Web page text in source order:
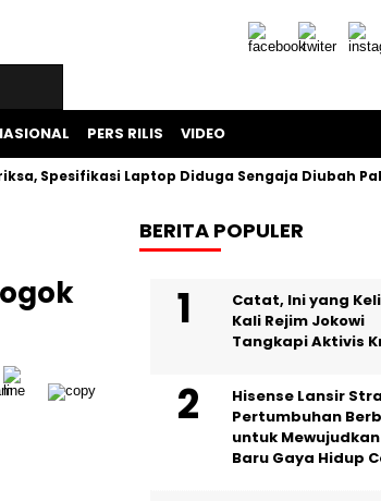
PERS RILIS VIDEO
Laptop Diduga Sengaja Diubah Paksa
BERITA POPULER
Catat, Ini yang
Kali Rejim Jokowi
Tangkapi Aktivis
Hisense Lansir
Pertumbuhan
untuk Mewujudkan
Baru Gaya Hidup